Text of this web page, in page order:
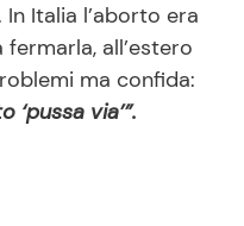
Italia l’aborto era
all’estero
ma confida:
via’”.